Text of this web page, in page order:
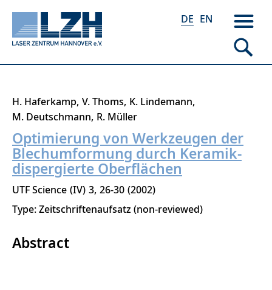
Direkt
zum
Inhalt
DE EN
H. Haferkamp V. Thoms K. Lindemann
M. Deutschmann R. Müller
Optimierung von Werkzeugen der
Blechumformung durch Keramik-
dispergierte Oberflächen
UTF Science IV 3 26-30 2002
Type: Zeitschriftenaufsatz (non-reviewed)
Abstract